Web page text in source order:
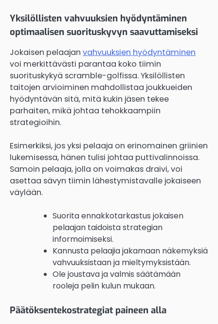
Yksilöllisten vahvuuksien hyödyntäminen
optimaalisen suorituskyvyn saavuttamiseksi
Jokaisen pelaajan vahvuuksien hyödyntäminen
voi merkittävästi parantaa koko tiimin
suorituskykyä scramble-golfissa. Yksilöllisten
taitojen arvioiminen mahdollistaa joukkueiden
hyödyntävän sitä, mitä kukin jäsen tekee
parhaiten, mikä johtaa tehokkaampiin
strategioihin.
Esimerkiksi, jos yksi pelaaja on erinomainen griinien
lukemisessa, hänen tulisi johtaa puttivalinnoissa.
Samoin pelaaja, jolla on voimakas draivi, voi
asettaa sävyn tiimin lähestymistavalle jokaiseen
väylään.
Suorita ennakkotarkastus jokaisen
pelaajan taidoista strategian
informoimiseksi.
Kannusta pelaajia jakamaan näkemyksiä
vahvuuksistaan ja mieltymyksistään.
Ole joustava ja valmis säätämään
rooleja pelin kulun mukaan.
Päätöksentekostrategiat paineen alla